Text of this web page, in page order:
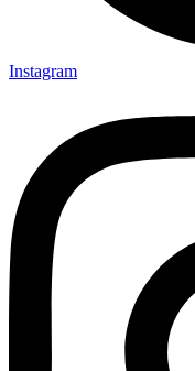
Instagram